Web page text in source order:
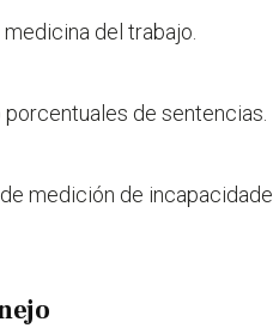
del trabajo.
de sentencias.
medición de